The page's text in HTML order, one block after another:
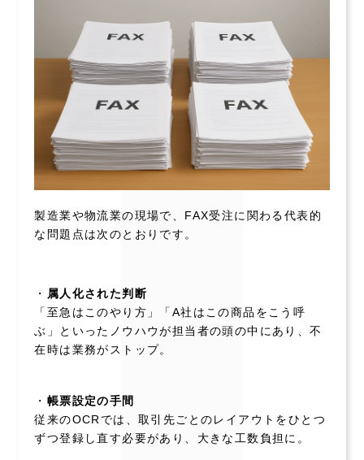
製造業や物流業の現場で、FAX受注に関わる代表的
な問題点は次のとおりです。
・ 属人化された判断
「至急はこのやり方」「A社はこの商品をこう呼
ぶ」といったノウハウが担当者の頭の中にあり、不
在時は業務がストップ。
・ 帳票設定の手間
従来のOCRでは、取引先ごとのレイアウトをひとつ
ずつ登録し直す必要があり、大きな工数負担に。